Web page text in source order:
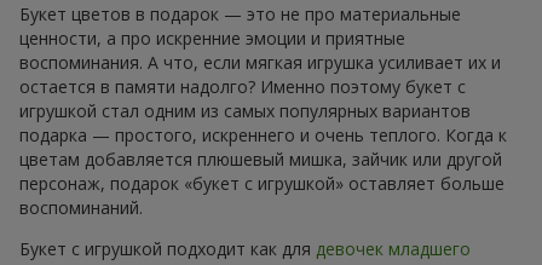
Букет цветов в подарок — это не про материальные
ценности, а про искренние эмоции и приятные
воспоминания. А что, если мягкая игрушка усиливает их и
остается в памяти надолго? Именно поэтому букет с
игрушкой стал одним из самых популярных вариантов
подарка — простого, искреннего и очень теплого. Когда к
цветам добавляется плюшевый мишка, зайчик или другой
персонаж, подарок «букет с игрушкой» оставляет больше
воспоминаний.
Букет с игрушкой подходит как для девочек младшего